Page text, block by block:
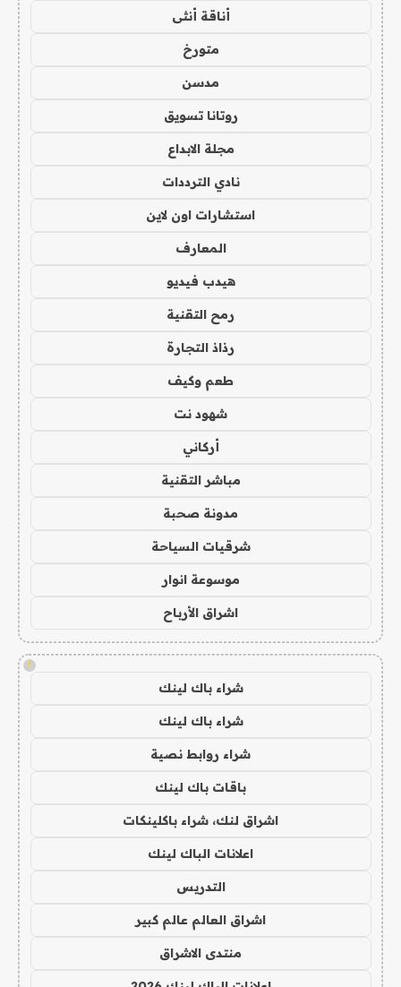
أناقة أنثى
متورخ
مدسن
روتانا تسويق
مجلة الابداع
نادي الترددات
استشارات اون لاين
المعارف
هيدب فيديو
رمح التقنية
رذاذ التجارة
طعم وكيف
شهود نت
أركاني
مباشر التقنية
مدونة صحبة
شرقيات السياحة
موسوعة انوار
اشراق الأرباح
!
شراء باك لينك
شراء باك لينك
شراء روابط نصية
باقات باك لينك
اشراق لنك، شراء باكلينكات
اعلانات الباك لينك
التدريس
اشراق العالم عالم كبير
منتدى الاشراق